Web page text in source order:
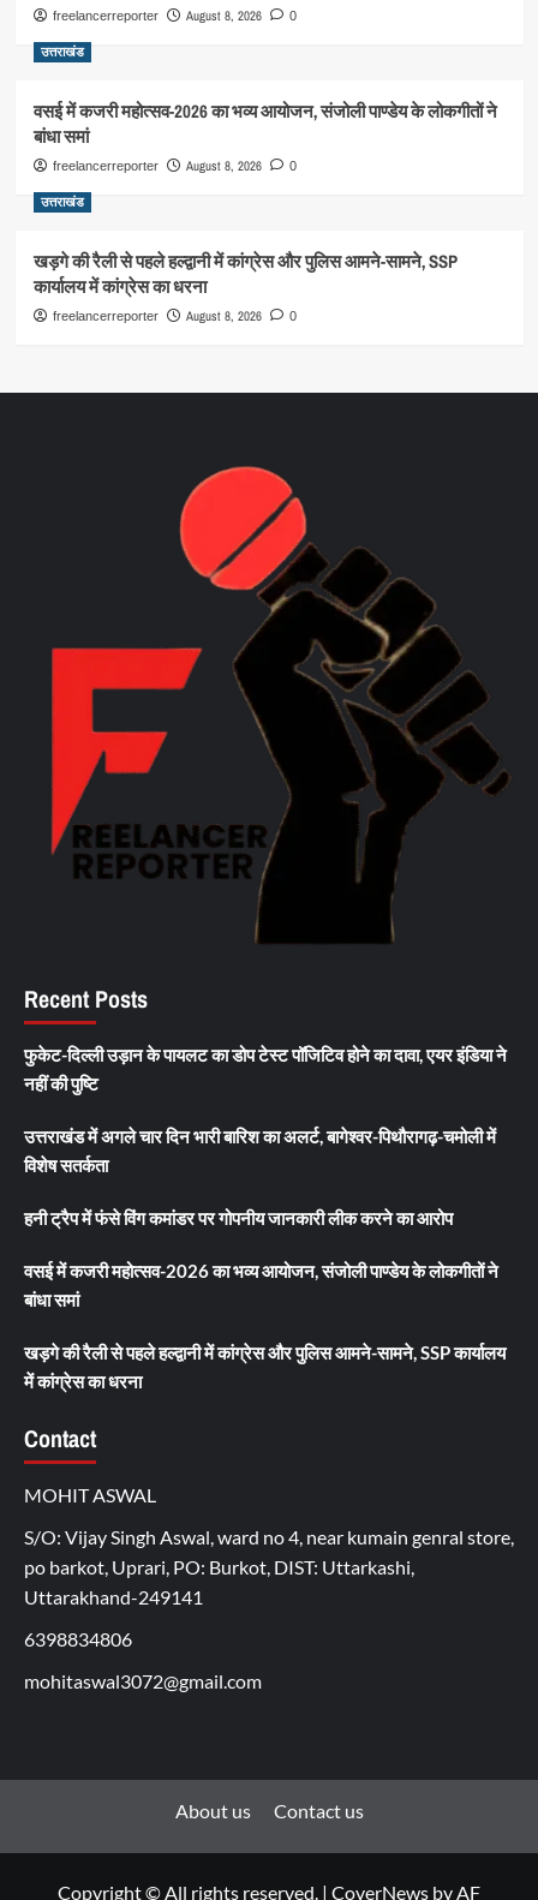
freelancerreporter August 8, 2026 0
उत्तराखंड
वसई में कजरी महोत्सव-2026 का भव्य आयोजन, संजोली पाण्डेय के लोकगीतों ने
बांधा समां
freelancerreporter August 8, 2026 0
उत्तराखंड
खड़गे की रैली से पहले हल्द्वानी में कांग्रेस और पुलिस आमने-सामने, SSP
कार्यालय में कांग्रेस का धरना
freelancerreporter August 8, 2026 0
Recent Posts
फुकेट-दिल्ली उड़ान के पायलट का डोप टेस्ट पॉजिटिव होने का दावा, एयर इंडिया ने
नहीं की पुष्टि
उत्तराखंड में अगले चार दिन भारी बारिश का अलर्ट, बागेश्वर-पिथौरागढ़-चमोली में
विशेष सतर्कता
हनी ट्रैप में फंसे विंग कमांडर पर गोपनीय जानकारी लीक करने का आरोप
वसई में कजरी महोत्सव-2026 का भव्य आयोजन, संजोली पाण्डेय के लोकगीतों ने
बांधा समां
खड़गे की रैली से पहले हल्द्वानी में कांग्रेस और पुलिस आमने-सामने, SSP कार्यालय
में कांग्रेस का धरना
Contact
MOHIT ASWAL
S/O: Vijay Singh Aswal, ward no 4, near kumain genral store,
po barkot, Uprari, PO: Burkot, DIST: Uttarkashi,
Uttarakhand-249141
6398834806
mohitaswal3072@gmail.com
About us Contact us
Copyright © All rights reserved. | CoverNews by AF